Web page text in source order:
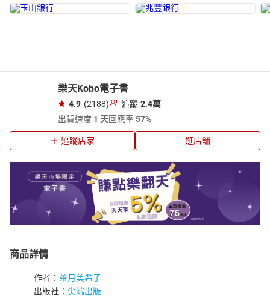
樂天Kobo電子書
4.9 (2188) 追蹤 2.4萬
出貨速度 1 天回應率57%
追蹤店家 逛店舖
商品詳情
作者： 茶月美希子
出版社： 尖端出版